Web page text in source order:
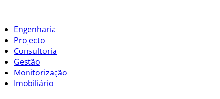
Engenharia
Projecto
Consultoria
Gestão
Monitorização
Imobiliário